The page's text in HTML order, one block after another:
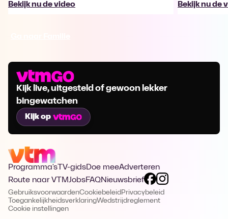
Bekijk nu de video Bekijk nu de
Kijk live, uitgesteld of gewoon lekker
bingewatchen
Kijk op
Programma's TV-gidsDoe meeAdverteren
Route naar VTMJobsFAQNieuwsbrief
GebruiksvoorwaardenCookiebeleid Privacybeleid
ToegankelijkheidsverklaringWedstrijdreglement
Cookie instellingen